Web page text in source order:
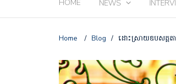
HOME NEWS
Home / Blog / ដោះស្រាយឧបសគ្គត